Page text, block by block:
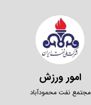
امور ورزش
مجتمع نفت محمودآباد